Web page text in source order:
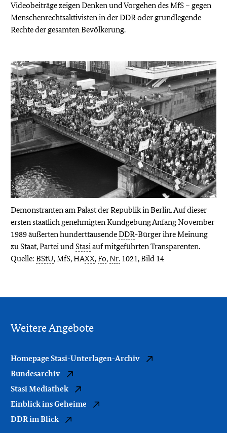
Videobeiträge zeigen Denken und Vorgehen des MfS – gegen
Menschenrechtsaktivisten in derDDRoder grundlegende
Rechte der gesamten Bevölkerung.
Demonstranten am Palast der Republik in Berlin. Auf dieser
ersten staatlich genehmigten Kundgebung Anfang November
1989 äußerten hunderttausendeDDR-Bürger ihre Meinung
zu Staat, Partei und Stasiauf mitgeführten Transparenten.
Quelle:BStU, MfS,HAXX,Fo,Nr. 1021, Bild 14
Weitere Angebote
Homepage Stasi-Unterlagen-Archiv
Bundesarchiv
Stasi Mediathek
Einblick ins Geheime
DDR im Blick